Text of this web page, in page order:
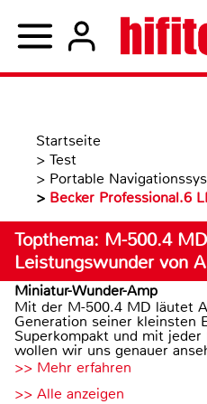
Startseite
> Test
> Portable
> Becker Professional.6
Topthema: M-500.4
Leistungswunder von
Miniatur-Wunder-Amp
Mit der M-500.4 MD läutet
Generation seiner kleinsten
Superkompakt und mit
wollen wir uns genauer
>> Mehr erfahren
>> Alle anzeigen